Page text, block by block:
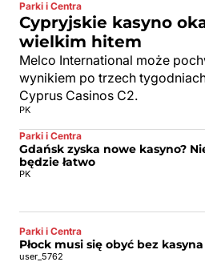
Parki i Centra
Cypryjskie kasyno
wielkim hitem
Melco International może
wynikiem po trzech
Cyprus Casinos C2.
PK
Parki i Centra
Gdańsk zyska nowe kasyno?
będzie łatwo
PK
Parki i Centra
Płock musi się obyć bez kasyna
user_5762